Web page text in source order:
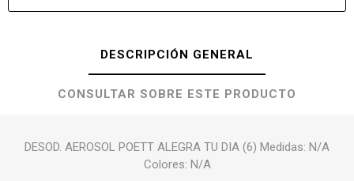
DESCRIPCIÓN GENERAL
CONSULTAR SOBRE ESTE PRODUCTO
DESOD. AEROSOL POETT ALEGRA TU DIA (6) Medidas: N/A
Colores: N/A